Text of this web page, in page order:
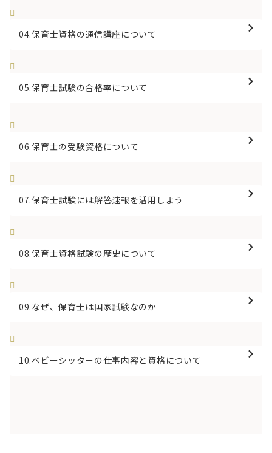
04.保育士資格の通信講座について
05.保育士試験の合格率について
06.保育士の受験資格について
07.保育士試験には解答速報を活用しよう
08.保育士資格試験の歴史について
09.なぜ、保育士は国家試験なのか
10.ベビーシッターの仕事内容と資格について